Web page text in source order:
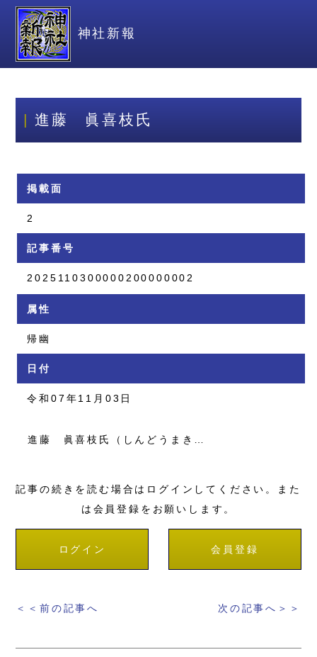
神社新報
進藤 眞喜枝氏
掲載面
2
記事番号
2025110300000200000002
属性
帰幽
日付
令和07年11月03日
進藤 眞喜枝氏（しんどうまき…
記事の続きを読む場合はログインしてください。また
は会員登録をお願いします。
ログイン 会員登録
＜＜前の記事へ 次の記事へ＞＞